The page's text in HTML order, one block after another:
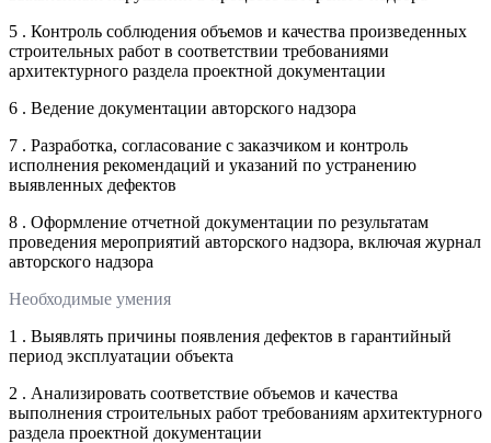
5 . Контроль соблюдения объемов и качества произведенных
строительных работ в соответствии требованиями
архитектурного раздела проектной документации
6 . Ведение документации авторского надзора
7 . Разработка, согласование с заказчиком и контроль
исполнения рекомендаций и указаний по устранению
выявленных дефектов
8 . Оформление отчетной документации по результатам
проведения мероприятий авторского надзора, включая журнал
авторского надзора
Необходимые умения
1 . Выявлять причины появления дефектов в гарантийный
период эксплуатации объекта
2 . Анализировать соответствие объемов и качества
выполнения строительных работ требованиям архитектурного
раздела проектной документации